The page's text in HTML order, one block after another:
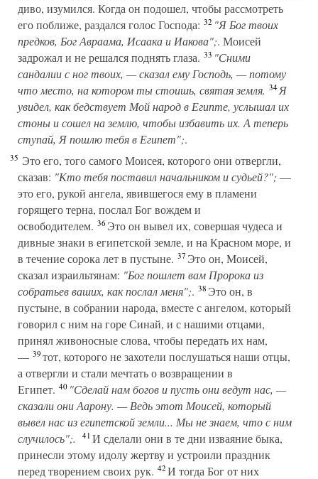
диво, изумился. Когда он подошел, чтобы рассмотреть
его поближе, раздался голос Господа: 32 "Я Бог твоих
предков, Бог Авраама, Исаака и Иакова";. Моисей
задрожал и не решался поднять глаза. 33 "Сними
сандалии с ног твоих, — сказал ему Господь, — потому
что место, на котором ты стоишь, святая земля. 34 Я
увидел, как бедствует Мой народ в Египте, услышал их
стоны и сошел на землю, чтобы избавить их. А теперь
ступай, Я пошлю тебя в Египет";.
35 Это его, того самого Моисея, которого они отвергли,
сказав: "Кто тебя поставил начальником и судьей?"; —
это его, рукой ангела, явившегося ему в пламени
горящего терна, послал Бог вождем и
освободителем. 36Это он вывел их, совершая чудеса и
дивные знаки в египетской земле, и на Красном море, и
в течение сорока лет в пустыне. 37Это он, Моисей,
сказал израильтянам: "Бог пошлет вам Пророка из
собратьев ваших, как послал меня";. 38Это он, в
пустыне, в собрании народа, вместе с ангелом, который
говорил с ним на горе Синай, и с нашими отцами,
принял живоносные слова, чтобы передать их нам,
— 39тот, которого не захотели послушаться наши отцы,
а отвергли и стали мечтать о возвращении в
Египет. 40 "Сделай нам богов и пусть они ведут нас, —
сказали они Аарону. — Ведь этот Моисей, который
вывел нас из египетской земли... Мы не знаем, что с ним
случилось";.
41И сделали они в те дни изваяние быка,
принесли этому идолу жертву и устроили праздник
перед творением своих рук. 42И тогда Бог от них